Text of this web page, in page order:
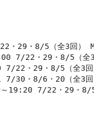
29・8/5（全3回）
7/22・29・8/5（全
22・29・8/5（全3回
30・8/6・20（全3回
19:20 7/22・29・8/5